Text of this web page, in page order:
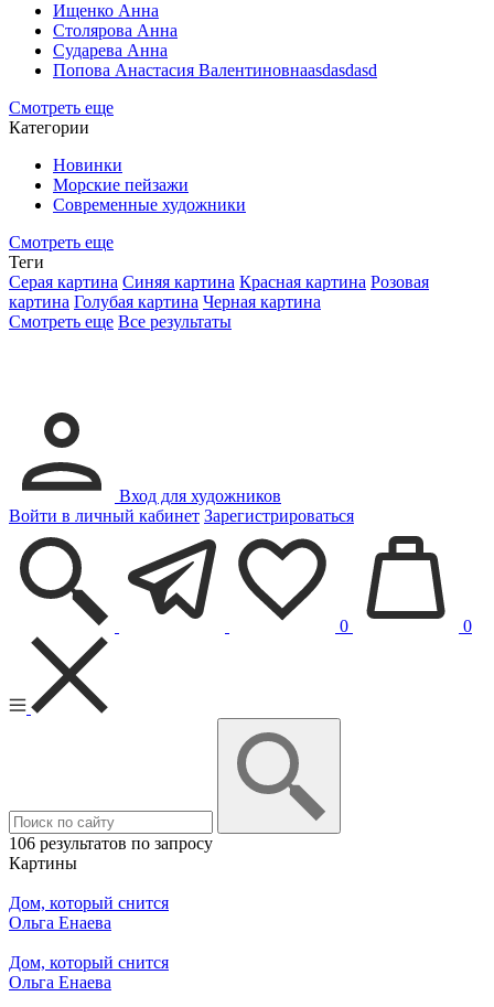
Ищенко Анна
Столярова Анна
Сударева Анна
Попова Анастасия Валентиновнаasdasdasd
Смотреть еще
Категории
Новинки
Морские пейзажи
Современные художники
Смотреть еще
Теги
Серая картина Синяя картина Красная картина Розовая
картина Голубая картина Черная картина
Смотреть еще Все результаты
Вход для художников
Войти в личный кабинет Зарегистрироваться
0 0
106 результатов по запросу
Картины
Дом, который снится
Ольга Енаева
Дом, который снится
Ольга Енаева